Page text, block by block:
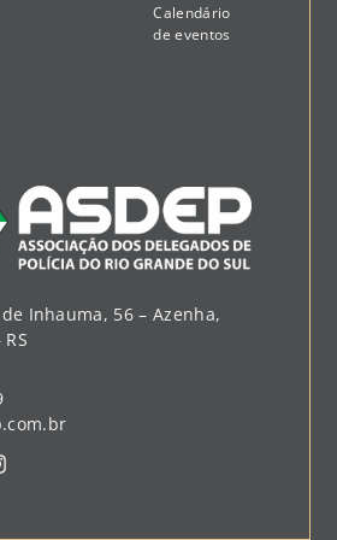
Inhauma, 56 – Azenha,
Calendário
de eventos